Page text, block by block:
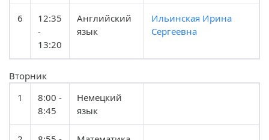
6
12:35
-
13:20
Английский
язык
Ильинская Ирина
Сергеевна
Вторник
1
8:00 -
8:45
Немецкий
язык